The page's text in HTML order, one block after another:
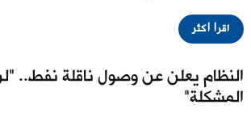
اقرأ أكثر
النظام يعلن عن وصول ناقلة نفط..
المشكلة"